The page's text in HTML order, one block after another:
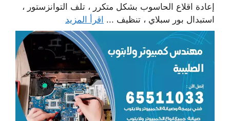
إعادة اقلاع الحاسوب بشكل متكرر ، تلف التوانزستور ،
استبدال بور سبلاي ، تنظيف ... اقرأ المزيد